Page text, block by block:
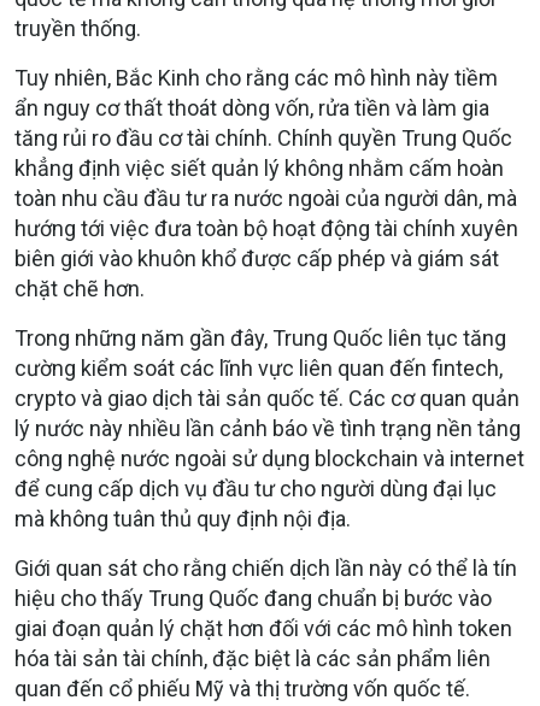
truyền thống.
Tuy nhiên, Bắc Kinh cho rằng các mô hình này tiềm
ẩn nguy cơ thất thoát dòng vốn, rửa tiền và làm gia
tăng rủi ro đầu cơ tài chính. Chính quyền Trung Quốc
khẳng định việc siết quản lý không nhằm cấm hoàn
toàn nhu cầu đầu tư ra nước ngoài của người dân, mà
hướng tới việc đưa toàn bộ hoạt động tài chính xuyên
biên giới vào khuôn khổ được cấp phép và giám sát
chặt chẽ hơn.
Trong những năm gần đây, Trung Quốc liên tục tăng
cường kiểm soát các lĩnh vực liên quan đến fintech,
crypto và giao dịch tài sản quốc tế. Các cơ quan quản
lý nước này nhiều lần cảnh báo về tình trạng nền tảng
công nghệ nước ngoài sử dụng blockchain và internet
để cung cấp dịch vụ đầu tư cho người dùng đại lục
mà không tuân thủ quy định nội địa.
Giới quan sát cho rằng chiến dịch lần này có thể là tín
hiệu cho thấy Trung Quốc đang chuẩn bị bước vào
giai đoạn quản lý chặt hơn đối với các mô hình token
hóa tài sản tài chính, đặc biệt là các sản phẩm liên
quan đến cổ phiếu Mỹ và thị trường vốn quốc tế.